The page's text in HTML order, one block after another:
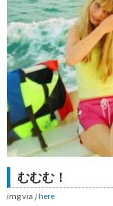
むむむ！
img via / here